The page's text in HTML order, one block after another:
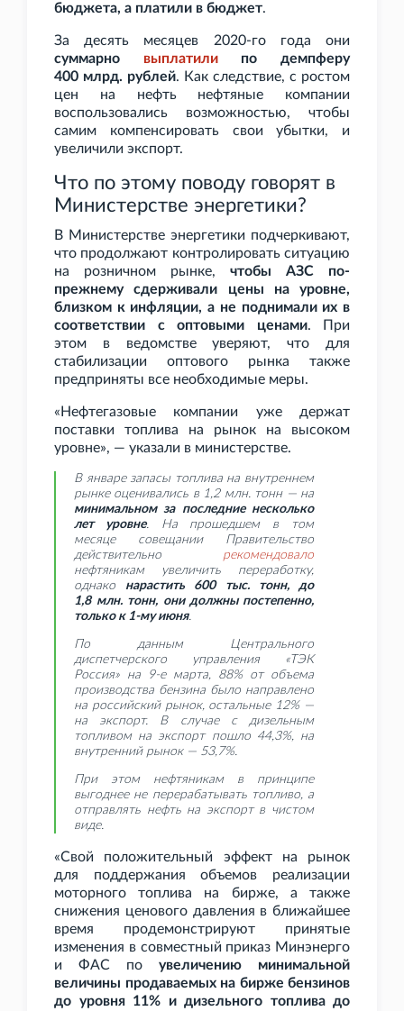
бюджета, а платили в бюджет.
За десять месяцев 2020-го года они
суммарно выплатилипо демпферу
400 млрд. рублей. Как следствие, с ростом
цен на нефть нефтяные компании
воспользовались возможностью, чтобы
самим компенсировать свои убытки, и
увеличили экспорт.
Что по этому поводу говорят в
Министерстве энергетики?
В Министерстве энергетики подчеркивают,
что продолжают контролировать ситуацию
на розничном рынке, чтобы АЗС по-
прежнему сдерживали цены на уровне,
близком к инфляции, а не поднимали их в
соответствии с оптовыми ценами. При
этом в ведомстве уверяют, что для
стабилизации оптового рынка также
предприняты все необходимые меры.
«Нефтегазовые компании уже держат
поставки топлива на рынок на высоком
уровне», — указали в министерстве.
В январе запасы топлива на внутреннем
рынке оценивались в 1,2 млн. тонн — на
минимальном за последние несколько
лет уровне. На прошедшем в том
месяце совещании Правительство
действительно рекомендовало
нефтяникам увеличить переработку,
однако нарастить 600
тыс. тонн, до
1,8 млн. тонн, они должны постепенно,
только к 1-му июня.
По данным Центрального
диспетчерского управления «ТЭК
Россия» на 9-е марта, 88% от объема
производства бензина было направлено
на российский рынок, остальные 12% —
на экспорт. В случае с дизельным
топливом на экспорт пошло 44,3%, на
внутренний рынок — 53,7%.
При этом нефтяникам в принципе
выгоднее не перерабатывать топливо, а
отправлять нефть на экспорт в чистом
виде.
«Свой положительный эффект на рынок
для поддержания объемов реализации
моторного топлива на бирже, а также
снижения ценового давления в ближайшее
время продемонстрируют принятые
изменения в совместный приказ Минэнерго
и ФАС по увеличению минимальной
величины продаваемых на бирже бензинов
до уровня 11% и дизельного топлива до